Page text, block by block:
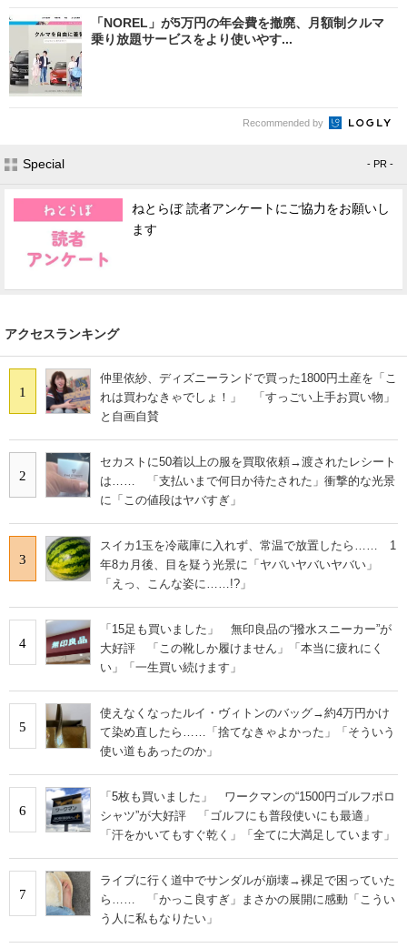
「NOREL」が5万円の年会費を撤廃、月額制クルマ
乗り放題サービスをより使いやす...
Recommended by
Special - PR -
ねとらぼ 読者アンケートにご協力をお願いし
ます
アクセスランキング
1
仲里依紗、ディズニーランドで買った1800円土産を「こ
れは買わなきゃでしょ！」 「すっごい上手お買い物」
と自画自賛
2
セカストに50着以上の服を買取依頼→渡されたレシート
は…… 「支払いまで何日か待たされた」衝撃的な光景
に「この値段はヤバすぎ」
3
スイカ1玉を冷蔵庫に入れず、常温で放置したら…… 1
年8カ月後、目を疑う光景に「ヤバいヤバいヤバい」
「えっ、こんな姿に……!?」
4
「15足も買いました」 無印良品の“撥水スニーカー”が
大好評 「この靴しか履けません」「本当に疲れにく
い」「一生買い続けます」
5
使えなくなったルイ・ヴィトンのバッグ→約4万円かけ
て染め直したら……「捨てなきゃよかった」「そういう
使い道もあったのか」
6
「5枚も買いました」 ワークマンの“1500円ゴルフポロ
シャツ”が大好評 「ゴルフにも普段使いにも最適」
「汗をかいてもすぐ乾く」「全てに大満足しています」
7
ライブに行く道中でサンダルが崩壊→裸足で困っていた
ら…… 「かっこ良すぎ」まさかの展開に感動「こうい
う人に私もなりたい」